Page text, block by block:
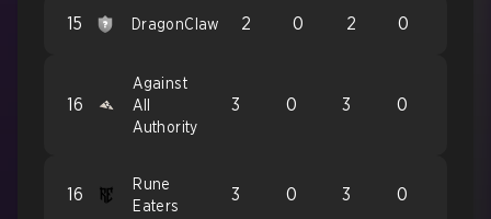
15 DragonClaw 2 0 2 0
16
Against
All
Authority
3 0 3 0
16
Rune
Eaters
3 0 3 0